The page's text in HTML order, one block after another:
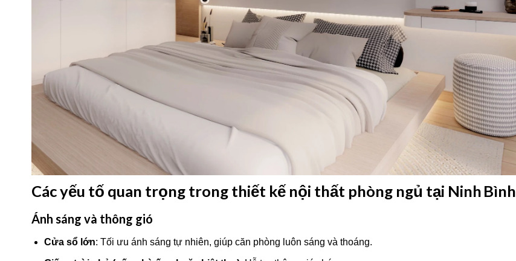
Các yếu tố quan trọng trong thiết kế nội thất phòng ngủ tại Ninh Bình
Ánh sáng và thông gió
Cửa sổ lớn: Tối ưu ánh sáng tự nhiên, giúp căn phòng luôn sáng và thoáng.